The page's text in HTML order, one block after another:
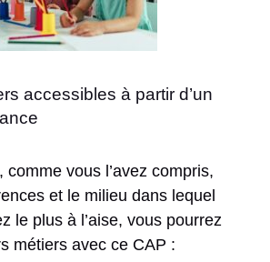
accessibles à partir d’un
comme vous l’avez compris,
et le milieu dans lequel
le plus à l’aise, vous pourrez
métiers avec ce CAP :